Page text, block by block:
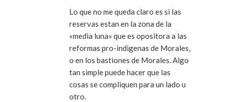
Lo que no me queda claro es si las
reservas estan en la zona de la
«media luna» que es opositora a las
reformas pro-indigenas de Morales,
o en los bastiones de Morales. Algo
tan simple puede hacer que las
cosas se compliquen para un lado u
otro.